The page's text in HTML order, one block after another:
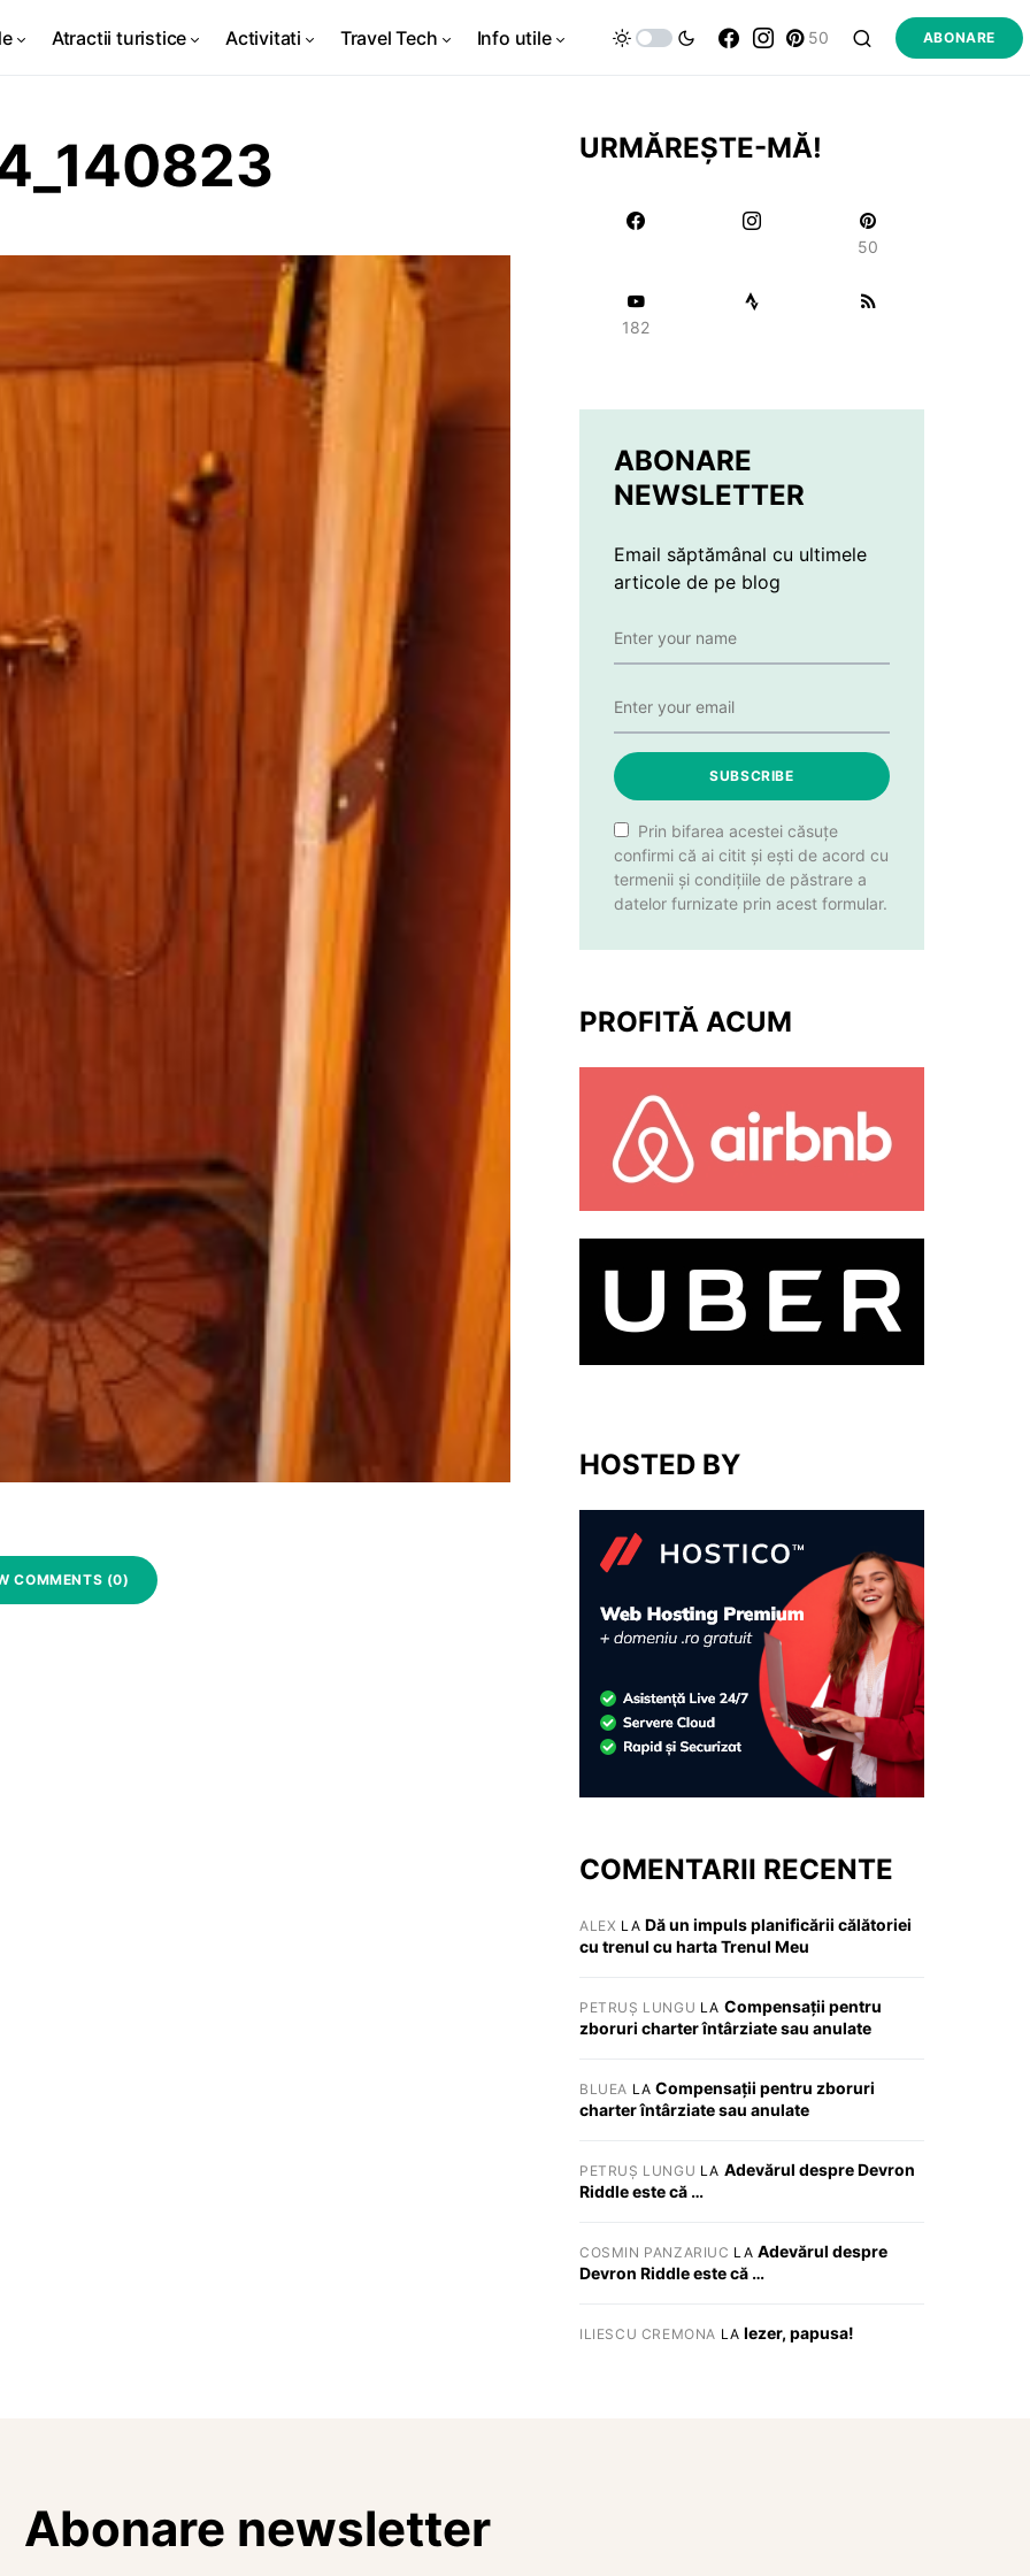
Atractii turistice Activitati Travel Tech Info utile 50 ABONARE
COMMENTS (0)
URMĂREȘTE-MĂ!
50
182
ABONARE
NEWSLETTER
Email săptămânal cu ultimele
articole de pe blog
SUBSCRIBE
Prin bifarea acestei căsuțe
confirmi că ai citit și ești de acord cu
termenii și condițiile de păstrare a
datelor furnizate prin acest formular.
PROFITĂ ACUM
HOSTED BY
COMENTARII RECENTE
ALEX LA Dă un impuls planificării călătoriei
cu trenul cu harta Trenul Meu
PETRUȘ LUNGU LA Compensații pentru
zboruri charter întârziate sau anulate
BLUEA LACompensații pentru zboruri
charter întârziate sau anulate
PETRUȘ LUNGU LA Adevărul despre Devron
Riddle este că …
COSMIN PANZARIUC LA Adevărul despre
Devron Riddle este că …
ILIESCU CREMONA LA Iezer, papusa!
Abonare newsletter